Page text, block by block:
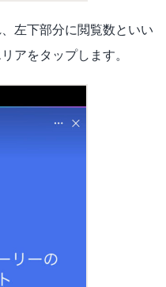
左下部分に閲覧数といい
アをタップします。